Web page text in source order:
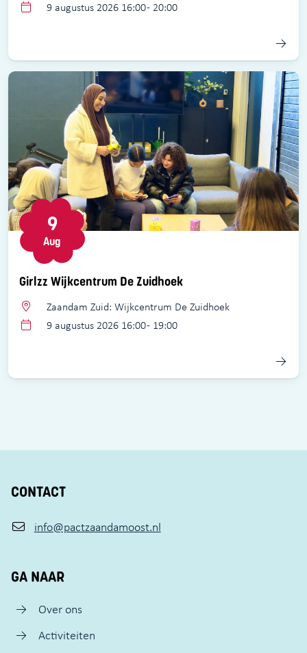
9 augustus 2026 16:00 - 20:00
Girlzz Wijkcentrum De Zuidhoek
9
Aug
Zaandam Zuid: Wijkcentrum De Zuidhoek
9 augustus 2026 16:00 - 19:00
CONTACT
info@pactzaandamoost.nl
GA NAAR
Over ons
Activiteiten